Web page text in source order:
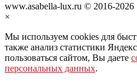
www.asabella-lux.ru © 2016-2026
×
Мы используем cookies для
также анализ статистики
пользоваться сайтом, Вы даете
персональных данных.